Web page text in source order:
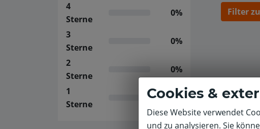
4
Sterne
0%
3
Sterne
0%
2
Sterne
0%
1
Sterne
0%
Filter
Cookies &
Diese Website verwendet
und zu analysieren. Sie